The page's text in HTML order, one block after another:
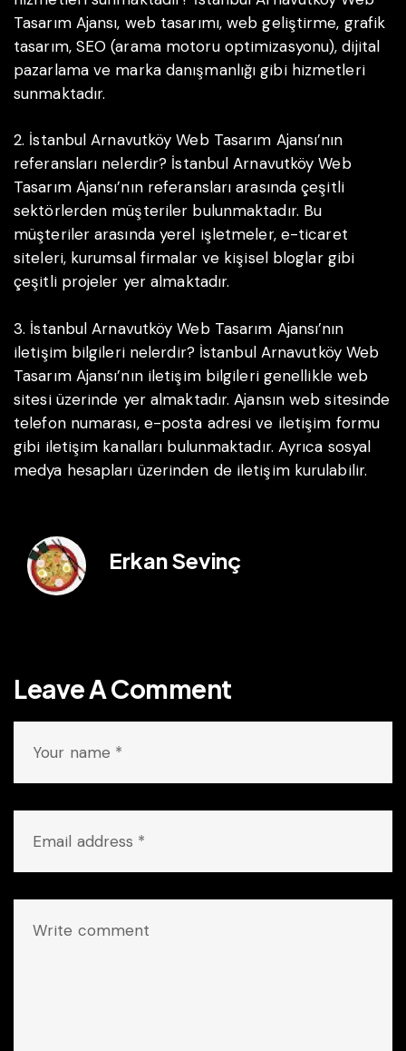
Tasarım Ajansı, web tasarımı, web geliştirme, grafik
tasarım, SEO (arama motoru optimizasyonu), dijital
pazarlama ve marka danışmanlığı gibi hizmetleri
sunmaktadır.
2. İstanbul Arnavutköy Web Tasarım Ajansı’nın
referansları nelerdir? İstanbul Arnavutköy Web
Tasarım Ajansı’nın referansları arasında çeşitli
sektörlerden müşteriler bulunmaktadır. Bu
müşteriler arasında yerel işletmeler, e-ticaret
siteleri, kurumsal firmalar ve kişisel bloglar gibi
çeşitli projeler yer almaktadır.
3. İstanbul Arnavutköy Web Tasarım Ajansı’nın
iletişim bilgileri nelerdir?İstanbul Arnavutköy Web
Tasarım Ajansı’nın iletişim bilgileri genellikle web
sitesi üzerinde yer almaktadır. Ajansın web sitesinde
telefon numarası, e-posta adresi ve iletişim formu
gibi iletişim kanalları bulunmaktadır. Ayrıca sosyal
medya hesapları üzerinden de iletişim kurulabilir.
Erkan Sevinç
Leave A Comment